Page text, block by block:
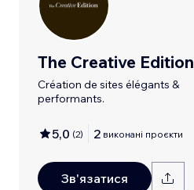
The Creative Edition
Création de sites élégants &
performants.
5,0 (2) 2 виконані проєкти
Зв'язатися